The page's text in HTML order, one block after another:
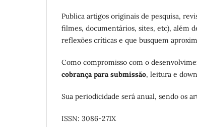
Publica artigos originais de pesquisa,
filmes, documentários, sites, etc), além
reflexões críticas e que busquem
Como compromisso com o
cobrança para submissão, leitura e
Sua periodicidade será anual, sendo os
ISSN: 3086-271X